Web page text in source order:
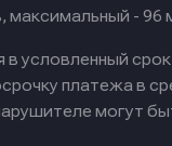
максимальный - 96
в условленный
платежа в
могут